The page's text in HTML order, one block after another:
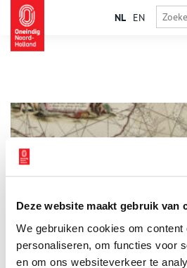
Deze website maakt gebruik van
We gebruiken cookies om content
personaliseren, om functies voor
en om ons websiteverkeer te
NL EN
De Waddeneilanden zijn populaire
Vlieland is favoriet bij rustzoekers én
wordt vanwege zijn hippe sfeer wel